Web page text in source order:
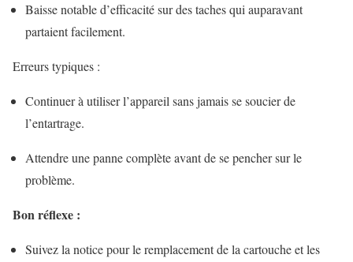
Baisse notable d’efficacité sur des taches qui auparavant
partaient facilement.
Erreurs typiques :
Continuer à utiliser l’appareil sans jamais se soucier de
l’entartrage.
Attendre une panne complète avant de se pencher sur le
problème.
Bon réflexe :
Suivez la notice pour le remplacement de la cartouche et les